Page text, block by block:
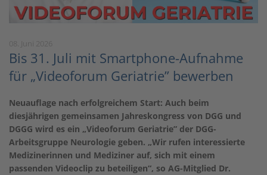
Bis 31. Juli mit Smartphone-Aufnahme
für „Videoforum Geriatrie” bewerben
Neuauflage nach erfolgreichem Start: Auch beim
diesjährigen gemeinsamen Jahreskongress von DGG und
DGGG wird es ein „Videoforum Geriatrie” der DGG-
Arbeitsgruppe Neurologie geben. „Wir rufen interessierte
Medizinerinnen und Mediziner auf, sich mit einem
passenden Videoclip zu beteiligen“, so AG-Mitglied Dr.